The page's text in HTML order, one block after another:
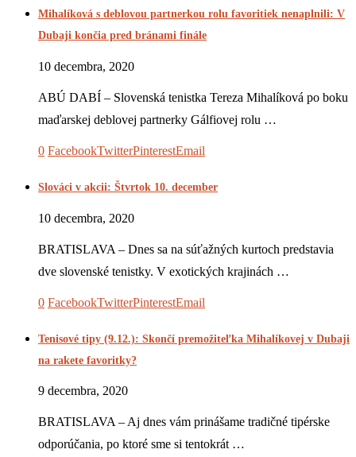
Mihalíková s deblovou partnerkou rolu favoritiek nenaplnili: V
Dubaji končia pred bránami finále
10 decembra, 2020
ABÚ DABÍ – Slovenská tenistka Tereza Mihalíková po boku
maďarskej deblovej partnerky Gálfiovej rolu …
0 FacebookTwitterPinterestEmail
Slováci v akcii: Štvrtok 10. december
10 decembra, 2020
BRATISLAVA – Dnes sa na súťažných kurtoch predstavia
dve slovenské tenistky. V exotických krajinách …
0 FacebookTwitterPinterestEmail
Tenisové tipy (9.12.): Skončí premožiteľka Mihalíkovej v Dubaji
na rakete favoritky?
9 decembra, 2020
BRATISLAVA – Aj dnes vám prinášame tradičné tipérske
odporúčania, po ktoré sme si tentokrát …